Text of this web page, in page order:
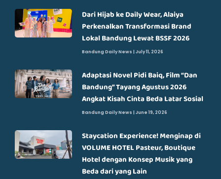
Dari Hijab ke Daily Wear, Alaiya
Perkenalkan Transformasi Brand
Lokal Bandung Lewat BSSF 2026
Bandung Daily News July 11, 2026
Adaptasi Novel Pidi Baiq, Film “Dan
Bandung” Tayang Agustus 2026
Angkat Kisah Cinta Beda Latar Sosial
Bandung Daily News June 19, 2026
Staycation Experience! Menginap di
VOLUME HOTEL Pasteur, Boutique
Hotel dengan Konsep Musik yang
Beda dari yang Lain